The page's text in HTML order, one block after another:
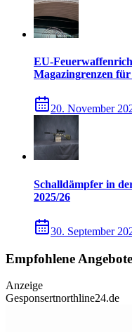
EU-
Magazingrenzen
20. November
Schalldämpfer in
2025/26
30. September
Empfohlene Angebote
Anzeige
Gesponsertnorthline24.de